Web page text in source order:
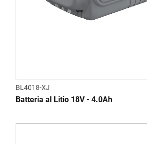
BL4018-XJ
Batteria al Litio 18V - 4.0Ah